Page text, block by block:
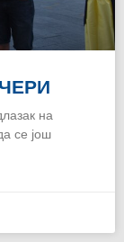
на
се још